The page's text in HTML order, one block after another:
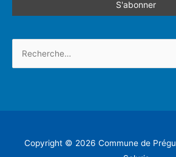
Copyright © 2026 Commune de